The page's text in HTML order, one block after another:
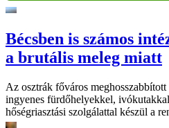
Bécsben is számos
a brutális meleg miatt
Az osztrák főváros
ingyenes fürdőhelyekkel,
hőségriasztási szolgálattal készül a